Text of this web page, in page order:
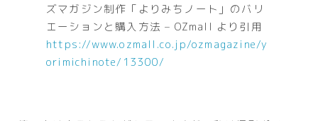
ズマガジン制作「よりみちノート」のバリ
エーションと購入方法 – OZmall より引用
https://www.ozmall.co.jp/ozmagazine/y
orimichinote/13300/